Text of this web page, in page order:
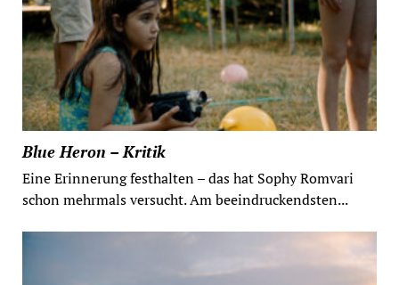
Blue Heron – Kritik
Eine Erinnerung festhalten – das hat Sophy Romvari
schon mehrmals versucht. Am beeindruckendsten...